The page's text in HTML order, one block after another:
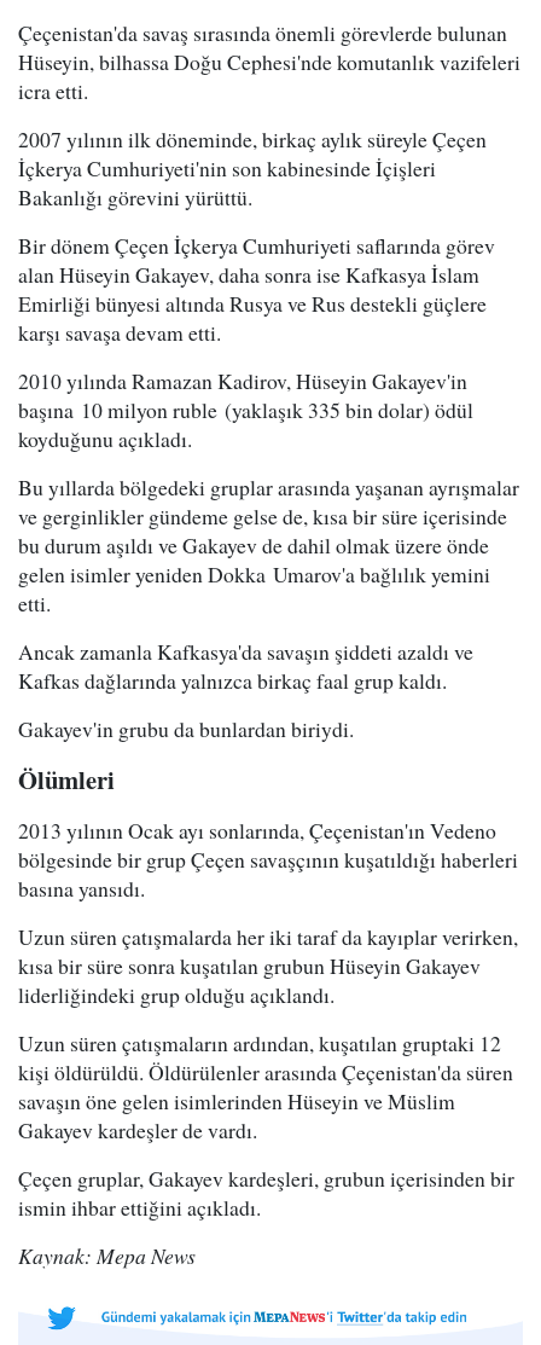
Çeçenistan'da savaş sırasında önemli görevlerde bulunan
Hüseyin, bilhassa Doğu Cephesi'nde komutanlık vazifeleri
icra etti.
2007 yılının ilk döneminde, birkaç aylık süreyle Çeçen
İçkerya Cumhuriyeti'nin son kabinesinde İçişleri
Bakanlığı görevini yürüttü.
Bir dönem Çeçen İçkerya Cumhuriyeti saflarında görev
alan Hüseyin Gakayev, daha sonra ise Kafkasya İslam
Emirliği bünyesi altında Rusya ve Rus destekli güçlere
karşı savaşa devam etti.
2010 yılında Ramazan Kadirov, Hüseyin Gakayev'in
başına 10 milyon ruble (yaklaşık 335 bin dolar) ödül
koyduğunu açıkladı.
Bu yıllarda bölgedeki gruplar arasında yaşanan ayrışmalar
ve gerginlikler gündeme gelse de, kısa bir süre içerisinde
bu durum aşıldı ve Gakayev de dahil olmak üzere önde
gelen isimler yeniden Dokka Umarov'a bağlılık yemini
etti.
Ancak zamanla Kafkasya'da savaşın şiddeti azaldı ve
Kafkas dağlarında yalnızca birkaç faal grup kaldı.
Gakayev'in grubu da bunlardan biriydi.
Ölümleri
2013 yılının Ocak ayı sonlarında, Çeçenistan'ın Vedeno
bölgesinde bir grup Çeçen savaşçının kuşatıldığı haberleri
basına yansıdı.
Uzun süren çatışmalarda her iki taraf da kayıplar verirken,
kısa bir süre sonra kuşatılan grubun Hüseyin Gakayev
liderliğindeki grup olduğu açıklandı.
Uzun süren çatışmaların ardından, kuşatılan gruptaki 12
kişi öldürüldü. Öldürülenler arasında Çeçenistan'da süren
savaşın öne gelen isimlerinden Hüseyin ve Müslim
Gakayev kardeşler de vardı.
Çeçen gruplar, Gakayev kardeşleri, grubun içerisinden bir
ismin ihbar ettiğini açıkladı.
Kaynak: Mepa News